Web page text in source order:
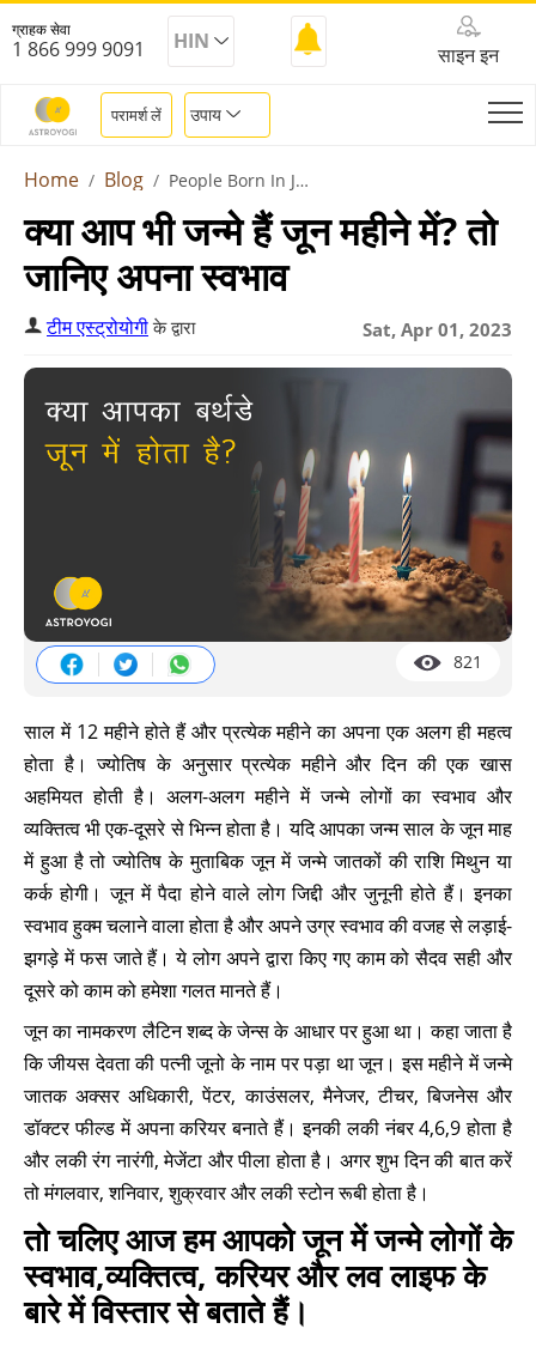
ग्राहक सेवा
1 866 999 9091 HIN
साइन इन
परामर्श लें उपाय
Home Blog People Born In June
क्या आप भी जन्मे हैं जून महीने में? तो
जानिए अपना स्वभाव
Sat, Apr 01, 2023
टीम एस्ट्रोयोगीके द्वारा
821
साल में 12 महीने होते हैं और प्रत्येक महीने का अपना एक अलग ही महत्व
होता है। ज्योतिष के अनुसार प्रत्येक महीने और दिन की एक खास
अहमियत होती है। अलग-अलग महीने में जन्मे लोगों का स्वभाव और
व्यक्तित्व भी एक-दूसरे से भिन्न होता है। यदि आपका जन्म साल के जून माह
में हुआ है तो ज्योतिष के मुताबिक जून में जन्मे जातकों की राशि मिथुन या
कर्क होगी। जून में पैदा होने वाले लोग जिद्दी और जुनूनी होते हैं। इनका
स्वभाव हुक्म चलाने वाला होता है और अपने उग्र स्वभाव की वजह से लड़ाई-
झगड़े में फस जाते हैं। ये लोग अपने द्वारा किए गए काम को सैदव सही और
दूसरे को काम को हमेशा गलत मानते हैं।
जून का नामकरण लैटिन शब्द के जेन्स के आधार पर हुआ था। कहा जाता है
कि जीयस देवता की पत्नी जूनो के नाम पर पड़ा था जून। इस महीने में जन्मे
जातक अक्सर अधिकारी, पेंटर, काउंसलर, मैनेजर, टीचर, बिजनेस और
डॉक्टर फील्ड में अपना करियर बनाते हैं। इनकी लकी नंबर 4,6,9 होता है
और लकी रंग नारंगी, मेजेंटा और पीला होता है। अगर शुभ दिन की बात करें
तो मंगलवार, शनिवार, शुक्रवार और लकी स्टोन रूबी होता है।
तो चलिए आज हम आपको जून में जन्मे लोगों के
स्वभाव,व्यक्तित्व, करियर और लव लाइफ के
बारे में विस्तार से बताते हैं।